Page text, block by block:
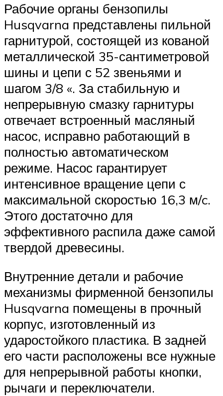
Рабочие органы бензопилы
Husqvarna представлены пильной
гарнитурой, состоящей из кованой
металлической 35-сантиметровой
шины и цепи с 52 звеньями и
шагом 3/8 «. За стабильную и
непрерывную смазку гарнитуры
отвечает встроенный масляный
насос, исправно работающий в
полностью автоматическом
режиме. Насос гарантирует
интенсивное вращение цепи с
максимальной скоростью 16,3 м/c.
Этого достаточно для
эффективного распила даже самой
твердой древесины.
Внутренние детали и рабочие
механизмы фирменной бензопилы
Husqvarna помещены в прочный
корпус, изготовленный из
ударостойкого пластика. В задней
его части расположены все нужные
для непрерывной работы кнопки,
рычаги и переключатели.